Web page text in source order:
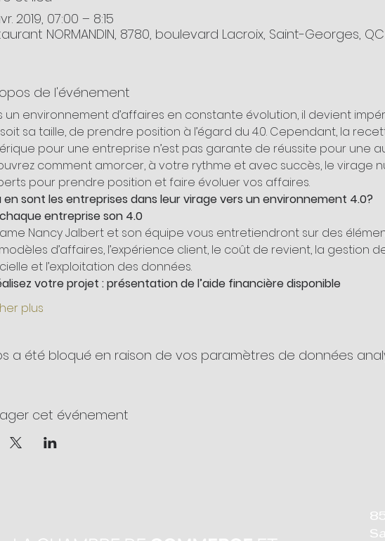
2019, 07:00 – 8:15
NORMANDIN, 8780, boulevard Lacroix, Saint-Georges,
de l'événement
un environnement d’affaires en constante évolution, il devient
sa taille, de prendre position à l’égard du 4.0. Cependant, la
pour une entreprise n’est pas garante de réussite pour une
comment amorcer, à votre rythme et avec succès, le virage
d’experts pour prendre position et faire évoluer vos affaires.
2.  À chaque entreprise son 4.0
Nancy Jalbert et son équipe vous entretiendront sur des
d’affaires, l’expérience client, le coût de revient, la gestion
artificielle et l’exploitation des données.
plus
a été bloqué en raison de vos paramètres de données
cet événement